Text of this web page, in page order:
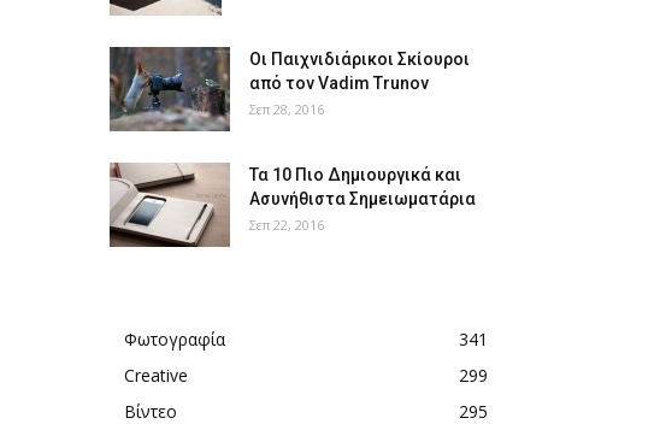
Οι Παιχνιδιάρικοι Σκίουροι
από τον Vadim Trunov
Σεπ 28, 2016
Τα 10 Πιο Δημιουργικά και
Ασυνήθιστα Σημειωματάρια
Σεπ 22, 2016
Φωτογραφία
341
Creative
299
Βίντεο
295